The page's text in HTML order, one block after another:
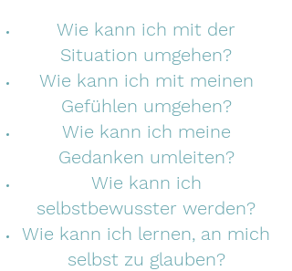
Wie kann ich mit der
Situation umgehen?
Wie kann ich mit meinen
Gefühlen umgehen?
Wie kann ich meine
Gedanken umleiten?
Wie kann ich
selbstbewusster werden?
Wie kann ich lernen, an mich
selbst zu glauben?